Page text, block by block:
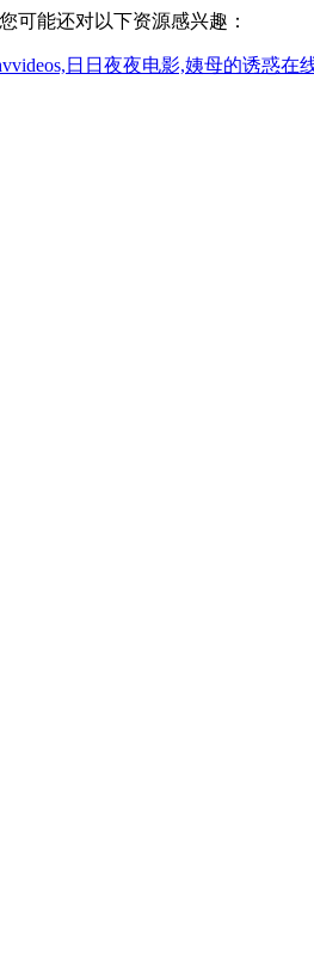
可能还对以下资源感兴趣：
日日夜夜电影,姨母的诱惑在